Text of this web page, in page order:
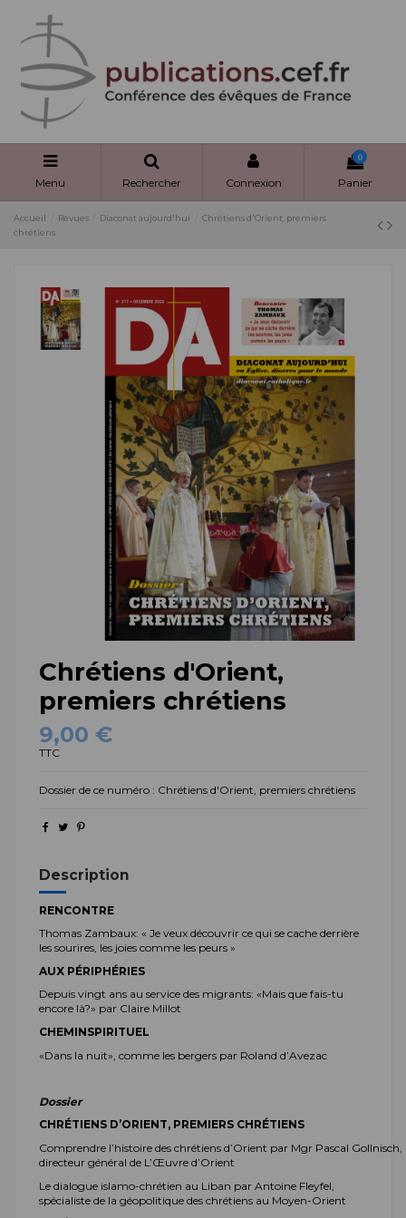
Menu Rechercher Connexion
0
Panier
Accueil Revues Diaconat aujourd'hui
Chrétiens d'Orient, premiers
chrétiens
Chrétiens d'Orient,
premiers chrétiens
9,00 €
TTC
Dossier de ce numéro : Chrétiens d'Orient, premiers chrétiens
Description
RENCONTRE
Thomas Zambaux: « Je veux découvrir ce qui se cache derrière
les sourires, les joies comme les peurs »
AUX PÉRIPHÉRIES
Depuis vingt ans au service des migrants: «Mais que fais-tu
encore là?» par Claire Millot
CHEMINSPIRITUEL
«Dans la nuit», comme les bergers par Roland d’Avezac
Dossier
CHRÉTIENS D’ORIENT, PREMIERS CHRÉTIENS
Comprendre l’histoire des chrétiens d’Orient par Mgr Pascal Gollnisch,
directeur général de L’Œuvre d’Orient
Le dialogue islamo-chrétien au Liban par Antoine Fleyfel,
spécialiste de la géopolitique des chrétiens au Moyen-Orient